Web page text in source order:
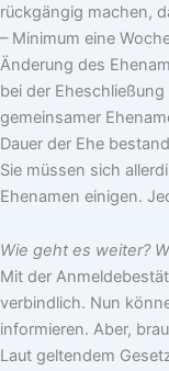
rückgängig machen,
– Minimum eine
Änderung des
bei der
gemeinsamer
Dauer der Ehe
Sie müssen sich
Ehenamen einigen.
Wie geht es weiter?
Mit der
verbindlich. Nun
informieren. Aber,
Laut geltendem